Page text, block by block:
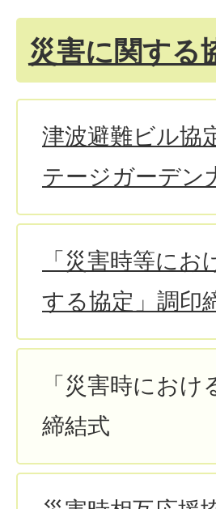
災害に関する
津波避難ビル協
テージガーデン
「災害時等に
する協定」調印
「災害時にお
締結式